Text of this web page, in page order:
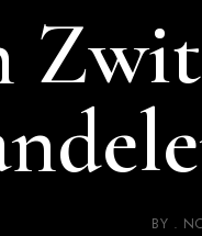
BY